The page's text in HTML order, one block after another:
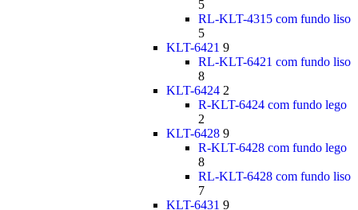
5
RL-KLT-4315 com fundo liso
5
KLT-6421 9
RL-KLT-6421 com fundo liso
8
KLT-6424 2
R-KLT-6424 com fundo lego
2
KLT-6428 9
R-KLT-6428 com fundo lego
8
RL-KLT-6428 com fundo liso
7
KLT-6431 9